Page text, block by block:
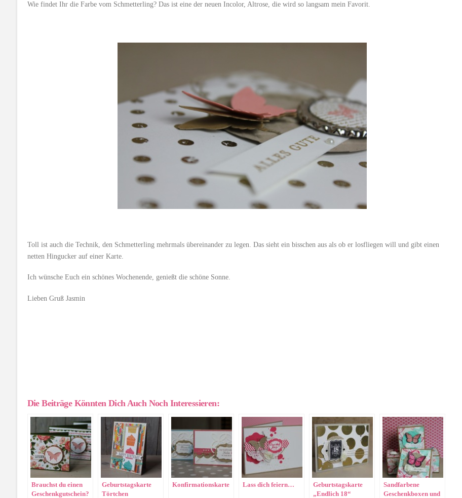
Wie findet Ihr die Farbe vom Schmetterling? Das ist eine der neuen Incolor, Altrose, die wird so langsam mein Favorit.
Toll ist auch die Technik, den Schmetterling mehrmals übereinander zu legen. Das sieht ein bisschen aus als ob er losfliegen will und gibt einen
netten Hingucker auf einer Karte.
Ich wünsche Euch ein schönes Wochenende, genießt die schöne Sonne.
Lieben Gruß Jasmin
Die Beiträge Könnten Dich Auch Noch Interessieren:
Brauchst du einen
Geschenkgutschein?
Geburtstagskarte
Törtchen
Konfirmationskarte Lass dich feiern…
Geburtstagskarte
„Endlich 18“
Sandfarbene
Geschenkboxen und